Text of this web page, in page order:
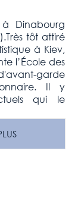
Dinabourg
tôt attiré
à Kiev,
l’École des
garde
Il y
qui le